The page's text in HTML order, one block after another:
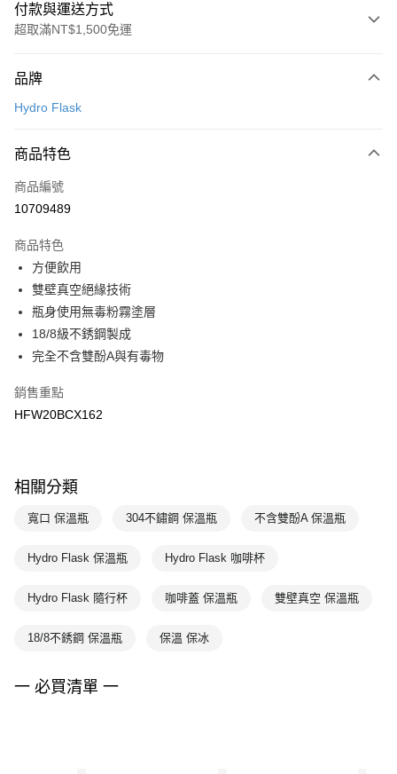
付款與運送方式
超取滿NT$1,500免運
信用卡一次付款
Apple Pay
悠遊付
7-11取貨(快速到店)
每筆NT$100，滿NT$1,500(含以上)免運費
宅配-本島
每筆NT$100，滿NT$1,500(含以上)免運費
品牌
Hydro Flask
商品特色
商品編號
10709489
商品特色
方便飲用
雙壁真空絕緣技術
瓶身使用無毒粉霧塗層
18/8級不銹鋼製成
完全不含雙酚A與有毒物
銷售重點
HFW20BCX162
相關分類
寬口 保溫瓶 304不鏽鋼 保溫瓶 不含雙酚A 保溫瓶
Hydro Flask 保溫瓶 Hydro Flask 咖啡杯
Hydro Flask 隨行杯 咖啡蓋 保溫瓶 雙壁真空 保溫瓶
18/8不銹鋼 保溫瓶 保溫 保冰
一 必買清單 一